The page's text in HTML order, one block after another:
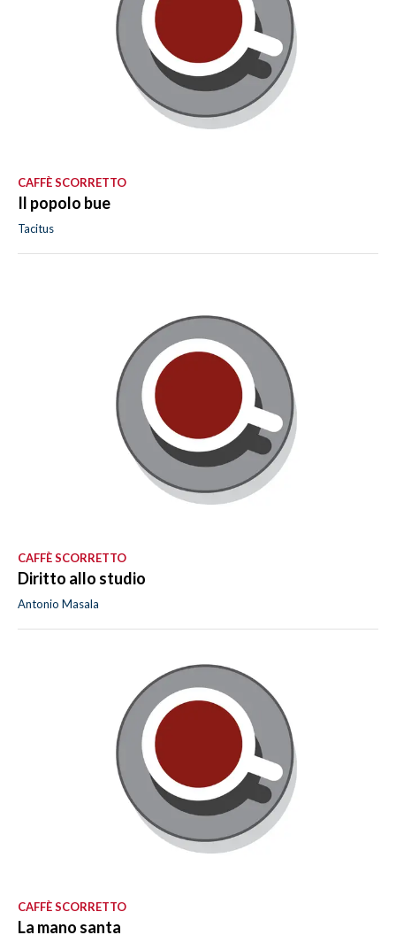
CAFFÈ SCORRETTO
Il popolo bue
Tacitus
CAFFÈ SCORRETTO
Diritto allo studio
Antonio Masala
CAFFÈ SCORRETTO
La mano santa